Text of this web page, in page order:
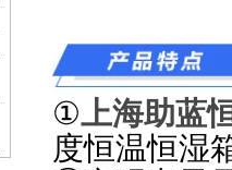
①上海助蓝
度恒温恒湿